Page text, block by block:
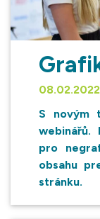
S novým
webinářů.
pro
obsahu
stránku.